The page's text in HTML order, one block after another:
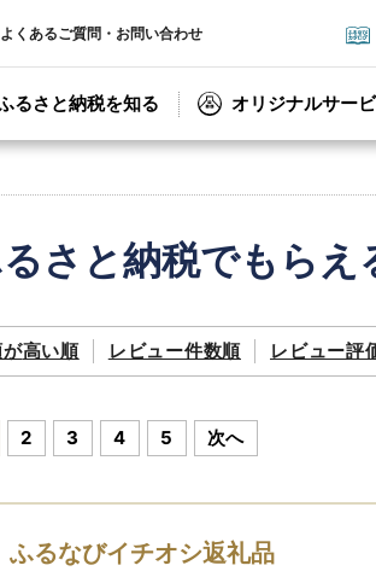
よくあるご質問・お問い合わせ
るさと納税を知る オリジナルサー
さと納税でもらえ
高い順 レビュー件数順 レビュー評
2 3 4 5 次へ
ふるなびイチオシ返礼品